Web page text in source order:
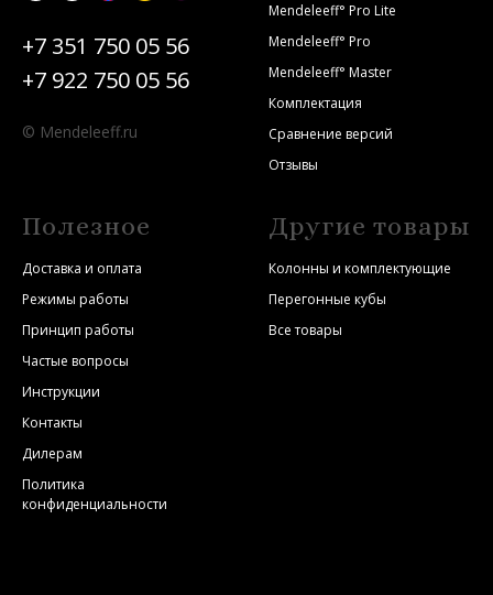
+7 351 750 05 56
+7 922 750 05 56
© Mendeleeff.ru
Mendeleeff° Pro Lite
Mendeleeff° Pro
Mendeleeff° Master
Комплектация
Сравнение версий
Отзывы
Полезное
Доставка и оплата
Режимы работы
Принцип работы
Частые вопросы
Инструкции
Контакты
Дилерам
Политика
конфиденциальности
Другие товары
Колонны и комплектующие
Перегонные кубы
Все товары